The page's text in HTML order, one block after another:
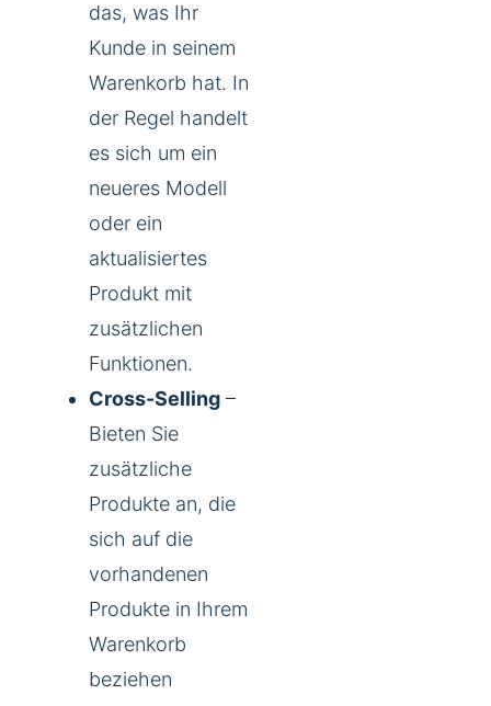
das, was Ihr
Kunde in seinem
Warenkorb hat. In
der Regel handelt
es sich um ein
neueres Modell
oder ein
aktualisiertes
Produkt mit
zusätzlichen
Funktionen.
Cross-Selling –
Bieten Sie
zusätzliche
Produkte an, die
sich auf die
vorhandenen
Produkte in Ihrem
Warenkorb
beziehen